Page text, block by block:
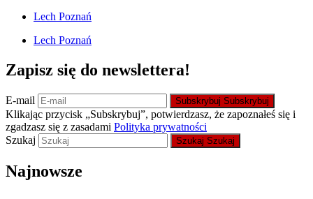
Lech Poznań
Lech Poznań
Zapisz się do newslettera!
E-mail Subskrybuj Subskrybuj
Klikając przycisk „Subskrybuj”, potwierdzasz, że zapoznałeś się i
zgadzasz się z zasadami Polityka prywatności
Szukaj
Szukaj Szukaj
Najnowsze